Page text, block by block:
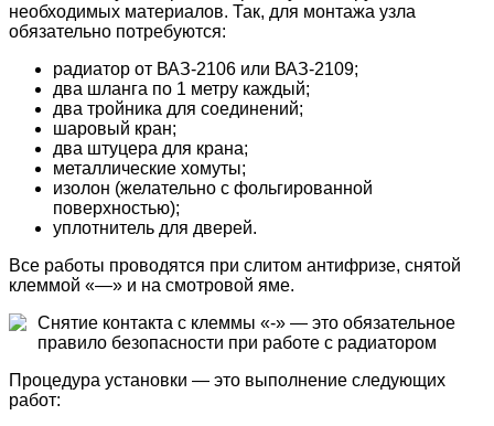
необходимых материалов. Так, для монтажа узла
обязательно потребуются:
радиатор от ВАЗ-2106 или ВАЗ-2109;
два шланга по 1 метру каждый;
два тройника для соединений;
шаровый кран;
два штуцера для крана;
металлические хомуты;
изолон (желательно с фольгированной
поверхностью);
уплотнитель для дверей.
Все работы проводятся при слитом антифризе, снятой
клеммой «—» и на смотровой яме.
Снятие контакта с клеммы «-» — это обязательное
правило безопасности при работе с радиатором
Процедура установки — это выполнение следующих
работ: